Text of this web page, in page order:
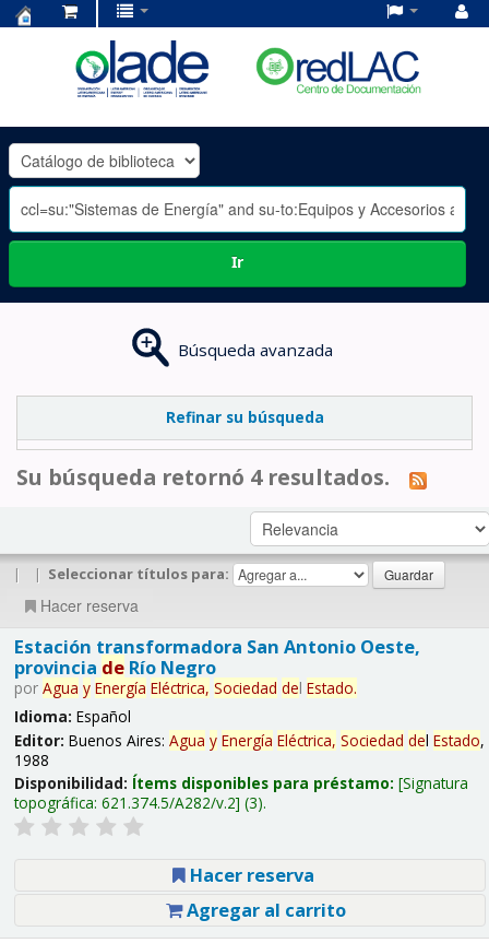
OLADE
-
Ir
Búsqueda avanzada
Refinar su búsqueda
Su búsqueda retornó 4 resultados.
| | Seleccionar títulos para:
Hacer reserva
Estación transformadora San Antonio Oeste,
provincia deRío Negro
por Agua y Energía Eléctrica, Sociedad del Estado.
Idioma: Español
Editor: Buenos Aires: Agua y Energía Eléctrica, Sociedad del Estado,
1988
Disponibilidad: Ítems disponibles para préstamo: Signatura
topográfica: 621.374.5/A282/v.2 (3).
Hacer reserva
Agregar al carrito